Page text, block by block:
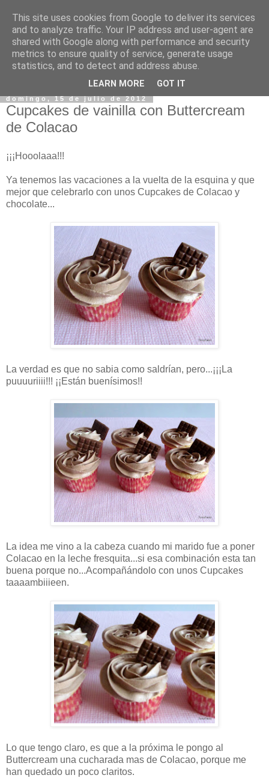
domingo, 15 de julio de 2012
Cupcakes de vainilla con Buttercream
de Colacao
¡¡¡Hooolaaa!!!
Ya tenemos las vacaciones a la vuelta de la esquina y que
mejor que celebrarlo con unos Cupcakes de Colacao y
chocolate...
La verdad es que no sabia como saldrían, pero...¡¡¡La
puuuuriiii!!! ¡¡Están buenísimos!!
La idea me vino a la cabeza cuando mi marido fue a poner
Colacao en la leche fresquita...si esa combinación esta tan
buena porque no...Acompañándolo con unos Cupcakes
taaaambiiieen.
Lo que tengo claro, es que a la próxima le pongo al
Buttercream una cucharada mas de Colacao, porque me
han quedado un poco claritos.
This site uses cookies from Google to deliver its services
and to analyze traffic. Your IP address and user-agent are
shared with Google along with performance and security
metrics to ensure quality of service, generate usage
statistics, and to detect and address abuse.
LEARN MORE GOT IT